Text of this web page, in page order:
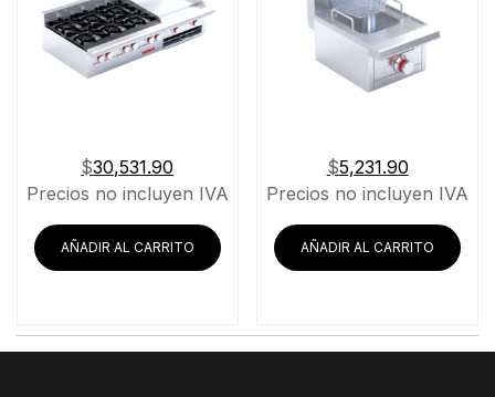
$30,531.90
Precios no incluyen IVA
AÑADIR AL CARRITO
$5,231.90
Precios no incluyen IVA
AÑADIR AL CARRITO